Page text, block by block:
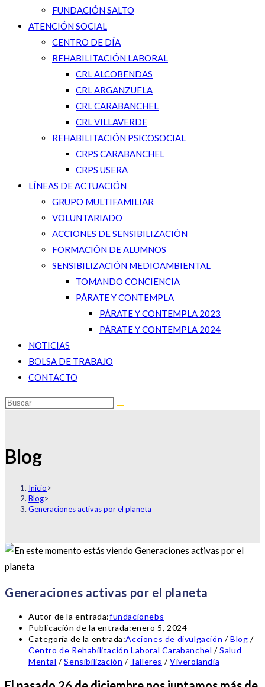
FUNDACIÓN SALTO
ATENCIÓN SOCIAL
CENTRO DE DÍA
REHABILITACIÓN LABORAL
CRL ALCOBENDAS
CRL ARGANZUELA
CRL CARABANCHEL
CRL VILLAVERDE
REHABILITACIÓN PSICOSOCIAL
CRPS CARABANCHEL
CRPS USERA
LÍNEAS DE ACTUACIÓN
GRUPO MULTIFAMILIAR
VOLUNTARIADO
ACCIONES DE SENSIBILIZACIÓN
FORMACIÓN DE ALUMNOS
SENSIBILIZACIÓN MEDIOAMBIENTAL
TOMANDO CONCIENCIA
PÁRATE Y CONTEMPLA
PÁRATE Y CONTEMPLA 2023
PÁRATE Y CONTEMPLA 2024
NOTICIAS
BOLSA DE TRABAJO
CONTACTO
Blog
Inicio>
Blog>
Generaciones activas por el planeta
Generaciones activas por el planeta
Autor de la entrada:fundacionebs
Publicación de la entrada:enero 5, 2024
Categoría de la entrada:Acciones de divulgación / Blog /
Centro de Rehabilitación Laboral Carabanchel / Salud
Mental / Sensibilización / Talleres / Viverolandia